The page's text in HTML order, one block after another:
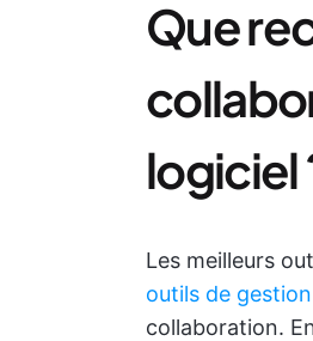
Que
logiciel
Les meilleurs
outils de
collaboration.